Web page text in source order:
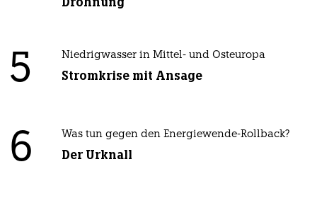
5 Niedrigwasser in Mittel- und Osteuropa
Stromkrise mit Ansage
6 Was tun gegen den Energiewende-Rollback?
Der Urknall